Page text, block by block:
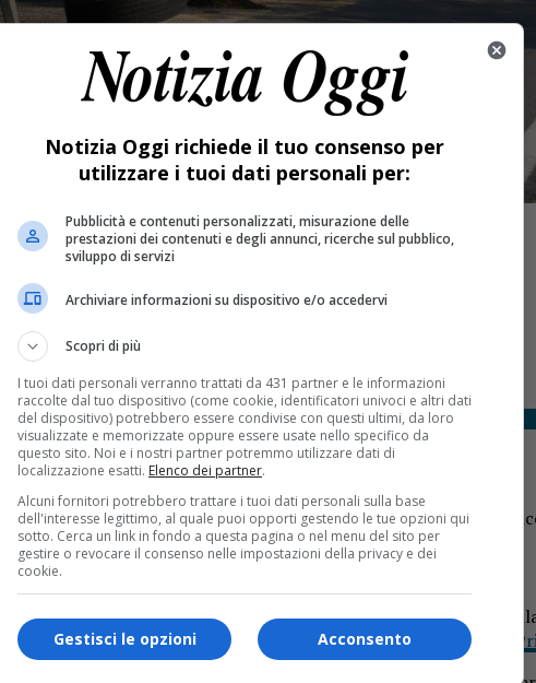
nell’incidente 28 dei 60 animali che viaggiavano
strage di maiali
Strage di maiali nella giornata di ieri, lunedì 11 novembre,
20 in direzione di Carmagnola. Lo riportano i colleghi di
Notizia Oggi richiede il tuo consenso per
utilizzare i tuoi dati personali per:
Pubblicità e contenuti personalizzati, misurazione delle
prestazioni dei contenuti e degli annunci, ricerche sul pubblico,
sviluppo di servizi
Archiviare informazioni su dispositivo e/o accedervi
Scopri di più
I tuoi dati personali verranno trattati da 431 partner e le informazioni
raccolte dal tuo dispositivo (come cookie, identificatori univoci e altri dati
del dispositivo) potrebbero essere condivise con questi ultimi, da loro
visualizzate e memorizzate oppure essere usate nello specifico da
questo sito. Noi e i nostri partner potremmo utilizzare dati di
localizzazione esatti. Elenco dei partner.
Alcuni fornitori potrebbero trattare i tuoi dati personali sulla base
dell'interesse legittimo, al quale puoi opporti gestendo le tue opzioni qui
sotto. Cerca un link in fondo a questa pagina o nel menu del sito per
gestire o revocare il consenso nelle impostazioni della privacy e dei
cookie.
Acconsento
Gestisci le opzioni